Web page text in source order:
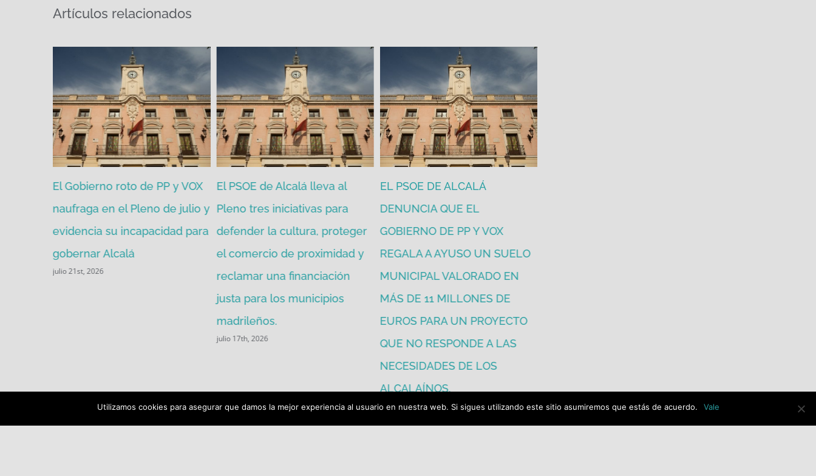
Artículos relacionados
El Gobierno roto de PP y VOX
naufraga en el Pleno de julio y
evidencia su incapacidad para
gobernar Alcalá
julio 21st, 2026
El PSOE de Alcalá lleva al
Pleno tres iniciativas para
defender la cultura, proteger
el comercio de proximidad y
reclamar una financiación
justa para los municipios
madrileños.
julio 17th, 2026
EL PSOE DE ALCALÁ
DENUNCIA QUE EL
GOBIERNO DE PP Y VOX
REGALA A AYUSO UN SUELO
MUNICIPAL VALORADO EN
MÁS DE 11 MILLONES DE
EUROS PARA UN PROYECTO
QUE NO RESPONDE A LAS
NECESIDADES DE LOS
ALCALAÍNOS.
julio 16th, 2026
Utilizamos cookies para asegurar que damos la mejor experiencia al usuario en nuestra web. Si sigues utilizando este sitio asumiremos que estás de acuerdo. Vale